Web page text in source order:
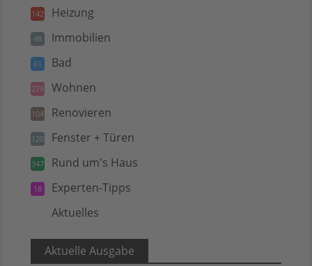
142 Heizung
48 Immobilien
61 Bad
279 Wohnen
104 Renovieren
120 Fenster + Türen
347 Rund um's Haus
18 Experten-Tipps
Aktuelles
Aktuelle Ausgabe